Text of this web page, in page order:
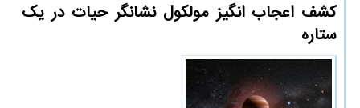
کشف اعجاب انگیز مولکول نشانگر حیات در یک
ستاره